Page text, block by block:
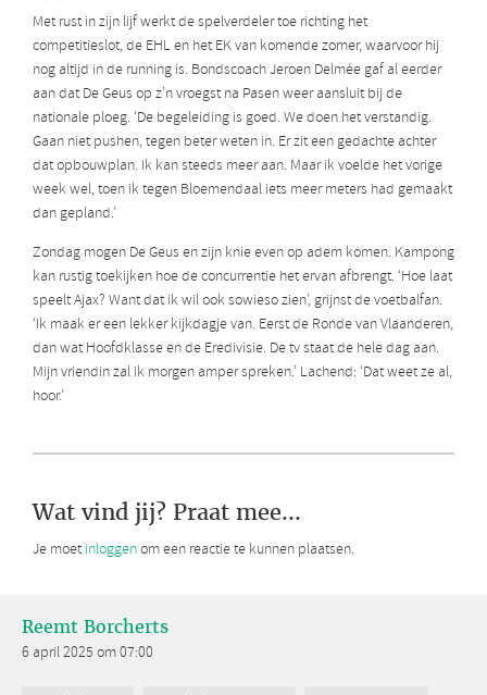
Met rust in zijn lijf werkt de spelverdeler toe richting het
competitieslot, de EHL en het EK van komende zomer, waarvoor hij
nog altijd in de running is. Bondscoach Jeroen Delmée gaf al eerder
aan dat De Geus op z’n vroegst na Pasen weer aansluit bij de
nationale ploeg. ‘De begeleiding is goed. We doen het verstandig.
Gaan niet pushen, tegen beter weten in. Er zit een gedachte achter
dat opbouwplan. Ik kan steeds meer aan. Maar ik voelde het vorige
week wel, toen ik tegen Bloemendaal iets meer meters had gemaakt
dan gepland.’
Zondag mogen De Geus en zijn knie even op adem komen. Kampong
kan rustig toekijken hoe de concurrentie het ervan afbrengt. ‘Hoe laat
speelt Ajax? Want dat ik wil ook sowieso zien’, grijnst de voetbalfan.
‘Ik maak er een lekker kijkdagje van. Eerst de Ronde van Vlaanderen,
dan wat Hoofdklasse en de Eredivisie. De tv staat de hele dag aan.
Mijn vriendin zal ik morgen amper spreken.’ Lachend: ‘Dat weet ze al,
hoor.’
Wat vind jij? Praat mee...
Je moet inloggenom een reactie te kunnen plaatsen.
Reemt Borcherts
6 april 2025 om 07:00